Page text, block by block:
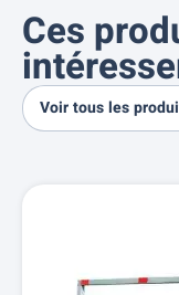
Ces
Voir tous les